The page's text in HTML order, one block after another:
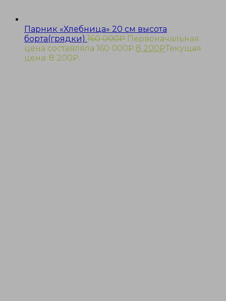
Парник «Хлебница» 20 см высота
борта(грядки) 160 000₽ Первоначальная
цена составляла 160 000₽.8 200₽Текущая
цена: 8 200₽.